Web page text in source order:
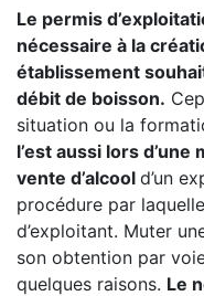
Le permis
nécessaire à la
établissement
débit de boisson.
situation ou la
l’est aussi lors
vente d’alcool d’un
procédure par
d’exploitant. Muter
son obtention par
quelques raisons. Le